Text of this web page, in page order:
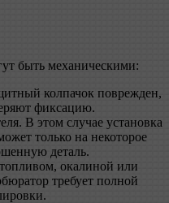
быть механическими:
колпачок поврежден,
фиксацию.
В этом случае установка
только на некоторое
деталь.
окалиной или
требует полной